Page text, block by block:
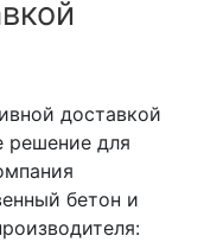
доставкой
решение для
бетон и